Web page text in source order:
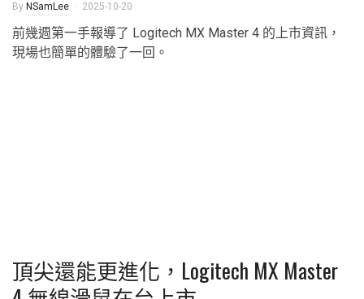
By NSamLee 2025-10-20
前幾週第一手報導了 Logitech MX Master 4 的上市資訊，
現場也簡單的體驗了一回。
頂尖還能更進化，Logitech MX Master